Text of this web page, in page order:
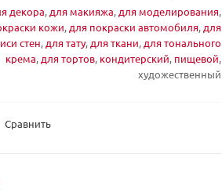
декора, для макияжа, для моделирования,
кожи, для покраски автомобиля, для
стен, для тату, для ткани, для тонального
крема, для тортов, кондитерский, пищевой,
художественный
Сравнить